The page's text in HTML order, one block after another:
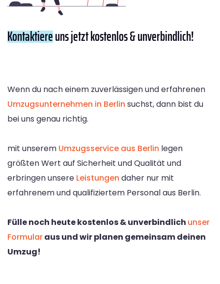
Kontaktiereuns jetzt kostenlos & unverbindlich!
Wenn du nach einem zuverlässigen und erfahrenen
Umzugsunternehmen in Berlin suchst, dann bist du
bei uns genau richtig.
mit unserem Umzugsservice aus Berlin legen
größten Wert auf Sicherheit und Qualität und
erbringen unsere Leistungen daher nur mit
erfahrenem und qualifiziertem Personal aus Berlin.
Fülle noch heute kostenlos & unverbindlich unser
Formularaus und wir planen gemeinsam deinen
Umzug!